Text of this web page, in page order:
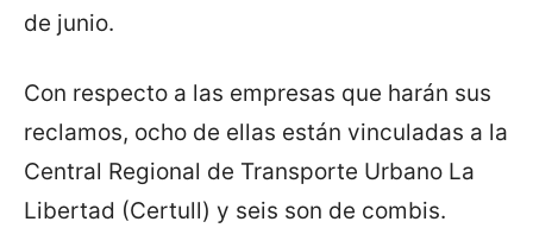
de junio.
Con respecto a las empresas que harán sus
reclamos, ocho de ellas están vinculadas a la
Central Regional de Transporte Urbano La
Libertad (Certull) y seis son de combis.